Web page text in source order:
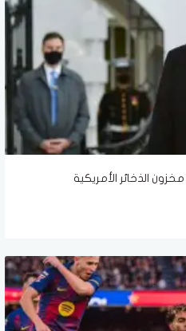
الذخائر الأمريكية